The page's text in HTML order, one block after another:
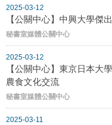
2025-03-12
【公關中心】中興大學傑
秘書室媒體公關中心
2025-03-12
【公關中心】東京日本大
農食文化交流
秘書室媒體公關中心
2025-03-11